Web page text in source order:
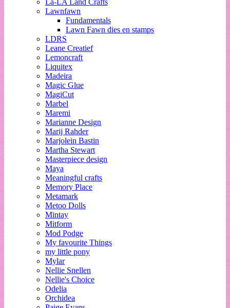
Lawnfawn
Fundamentals
Lawn Fawn dies en stamps
LDRS
Leane Creatief
Lemoncraft
Liquitex
Madeira
Magic Glue
MagiCut
Marbel
Maremi
Marianne Design
Marij Rahder
Marjolein Bastin
Martha Stewart
Masterpiece design
Maya
Meaningful crafts
Memory Place
Metamark
Metoo Dolls
Mintay
Mitform
Mod Podge
My favourite Things
my little pony
Mylar
Nellie Snellen
Nellie's Choice
Odelia
Orchidea